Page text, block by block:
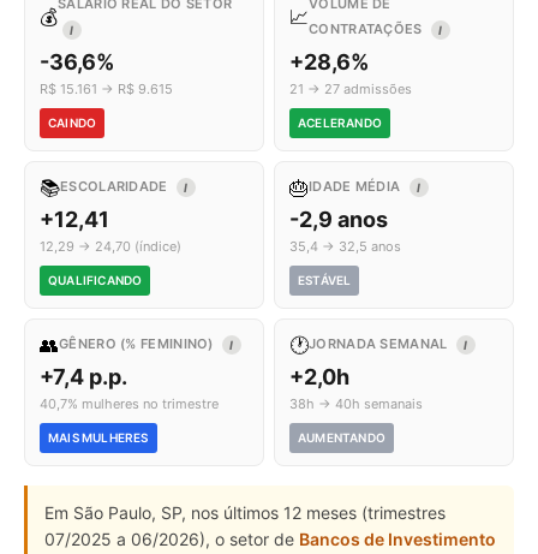
💰
SALÁRIO REAL DO SETOR
I
-36,6%
R$ 15.161 → R$ 9.615
CAINDO
📈
VOLUME DE
CONTRATAÇÕES
I
+28,6%
21 → 27 admissões
ACELERANDO
📚ESCOLARIDADE I
+12,41
12,29 → 24,70 (índice)
QUALIFICANDO
🎂IDADE MÉDIA I
-2,9 anos
35,4 → 32,5 anos
ESTÁVEL
👥GÊNERO (% FEMININO) I
+7,4 p.p.
40,7% mulheres no trimestre
MAIS MULHERES
🕐JORNADA SEMANAL I
+2,0h
38h → 40h semanais
AUMENTANDO
Em São Paulo, SP, nos últimos 12 meses (trimestres
07/2025 a 06/2026), o setor de Bancos de Investimento